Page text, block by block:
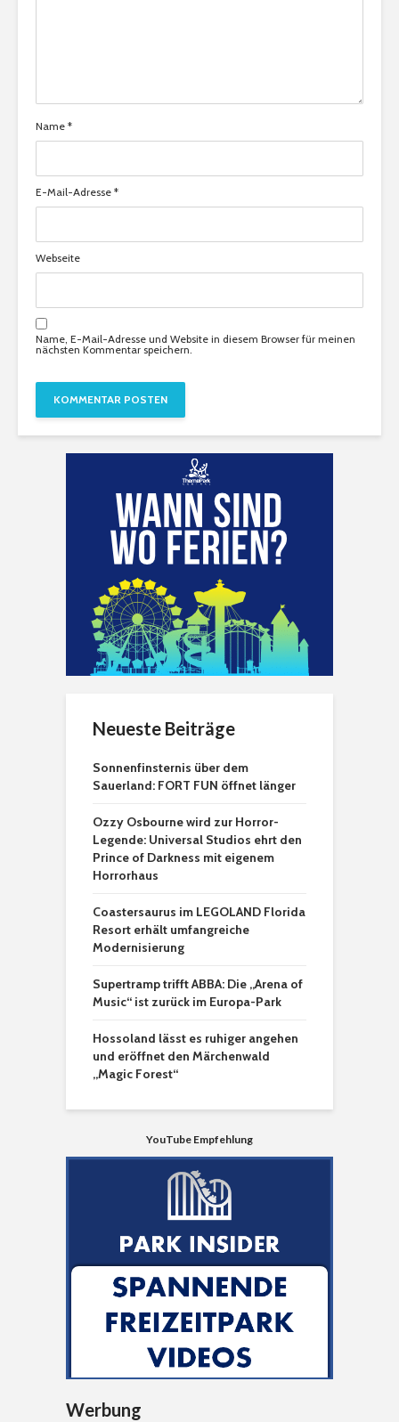
Name *
E-Mail-Adresse *
Webseite
Name, E-Mail-Adresse und Website in diesem Browser für meinen
nächsten Kommentar speichern.
Neueste Beiträge
Sonnenfinsternis über dem
Sauerland: FORT FUN öffnet länger
Ozzy Osbourne wird zur Horror-
Legende: Universal Studios ehrt den
Prince of Darkness mit eigenem
Horrorhaus
Coastersaurus im LEGOLAND Florida
Resort erhält umfangreiche
Modernisierung
Supertramp trifft ABBA: Die „Arena of
Music“ ist zurück im Europa-Park
Hossoland lässt es ruhiger angehen
und eröffnet den Märchenwald
„Magic Forest“
YouTube Empfehlung
Werbung